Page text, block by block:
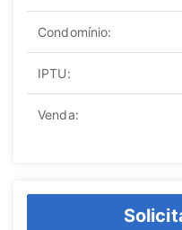
Condomínio:
IPTU:
Venda: